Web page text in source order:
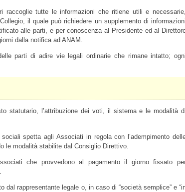
raccoglie tutte le informazioni che ritiene utili e necessarie,
il quale può richiedere un supplemento di informazioni
alle parti, e per conoscenza al Presidente ed al
dalla notifica ad ANAM.
parti di adire vie legali ordinarie che rimane intatto; ogni
statutario, l’attribuzione dei voti, il sistema e le modalità di
spetta agli Associati in regola con l’adempimento
le modalità stabilite dal Consiglio Direttivo.
che provvedono al pagamento il giorno fissato
dal rappresentante legale o, in caso di “società semplice” e